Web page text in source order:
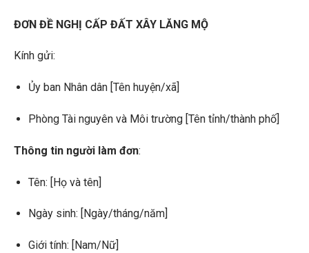
ĐƠN ĐỀ NGHỊ CẤP ĐẤT XÂY LĂNG MỘ
Kính gửi:
Ủy ban Nhân dân [Tên huyện/xã]
Phòng Tài nguyên và Môi trường [Tên tỉnh/thành phố]
Thông tin người làm đơn:
Tên: [Họ và tên]
Ngày sinh: [Ngày/tháng/năm]
Giới tính: [Nam/Nữ]